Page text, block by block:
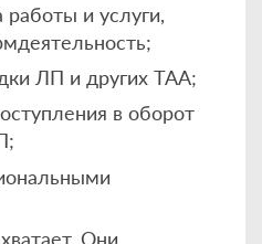
и услуги,
ЛП и других ТАА;
в оборот
Они